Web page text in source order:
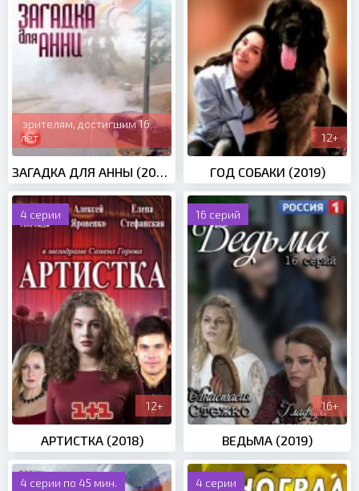
зрителям, достигшим 16
лет
ЗАГАДКА ДЛЯ АННЫ (2019)
12+
ГОД СОБАКИ (2019)
4 серии
12+
АРТИСТКА (2018)
16 серий
16+
ВЕДЬМА (2019)
4 серии по 45 мин. 4 серии